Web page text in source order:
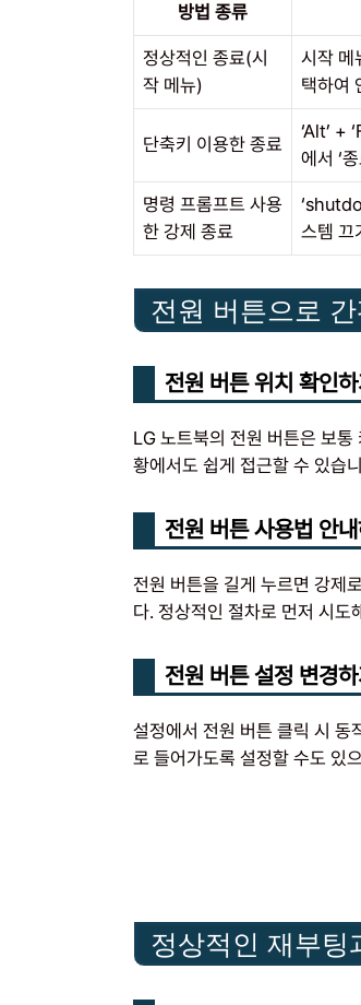
방법 종류
정상적인 종료(시
작 메뉴)
시작 메
택하여
단축키 이용한 종료
‘Alt’ +
에서 ‘
명령 프롬프트 사용
한 강제 종료
스템 끄
전원 버튼으로
전원 버튼 위치 확인하
LG 노트북의 전원 버튼은 보
황에서도 쉽게 접근할 수 있습
전원 버튼 사용법 안내
전원 버튼을 길게 누르면 강제
다. 정상적인 절차로 먼저 시도
전원 버튼 설정 변경하
설정에서 전원 버튼 클릭 시 동
로 들어가도록 설정할 수도 있
정상적인 재부팅